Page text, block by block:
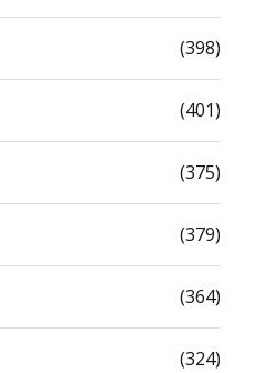
(398)
(401)
(375)
(379)
(364)
(324)